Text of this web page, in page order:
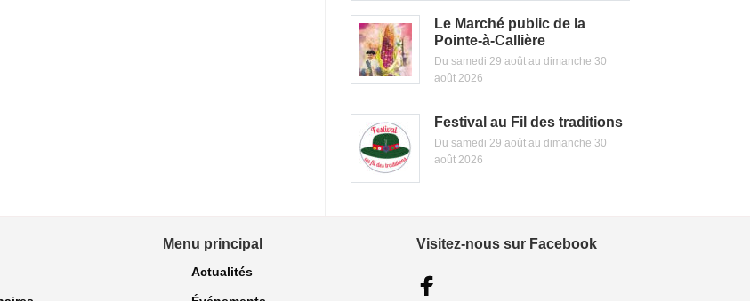
Le Marché public de la
Pointe-à-Callière
Du samedi 29 août au dimanche 30
août 2026
Festival au Fil des traditions
Du samedi 29 août au dimanche 30
août 2026
Menu principal
Actualités
Visitez-nous sur Facebook